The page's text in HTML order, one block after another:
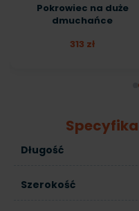
Pokrowiec na duże
dmuchańce
313 zł
Długość
Szerokość